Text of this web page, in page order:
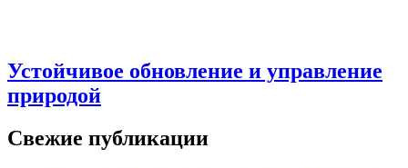
Устойчивое обновление и управление
природой
Свежие публикации